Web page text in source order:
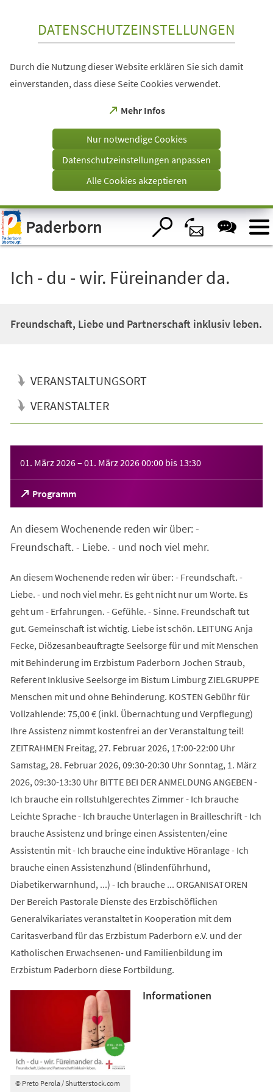
Visuelle
Assistenzsoftware
öffnen.
DATENSCHUTZEINSTELLUNGEN
Durch die Nutzung dieser Website erklären Sie sich damit
einverstanden, dass diese Seite Cookies verwendet.
Mehr Infos
(Öffnet
einem
Tab)
Nur notwendige Cookies
Datenschutzeinstellungen anpassen
Alle Cookies akzeptieren
Paderborn
Ich - du - wir. Füreinander da.
Freundschaft, Liebe und Partnerschaft inklusiv leben.
VERANSTALTUNGSORT
VERANSTALTER
01. März 2026– 01. März 202600:00 bis 13:30
Programm
(Öffnet
in
neuen
An diesem Wochenende reden wir über: -
Freundschaft. - Liebe. - und noch viel mehr.
An diesem Wochenende reden wir über: - Freundschaft. -
Liebe. - und noch viel mehr. Es geht nicht nur um Worte. Es
geht um - Erfahrungen. - Gefühle. - Sinne. Freundschaft tut
gut. Gemeinschaft ist wichtig. Liebe ist schön. LEITUNG Anja
Fecke, Diözesanbeauftragte Seelsorge für und mit Menschen
mit Behinderung im Erzbistum Paderborn Jochen Straub,
Referent Inklusive Seelsorge im Bistum Limburg ZIELGRUPPE
Menschen mit und ohne Behinderung. KOSTEN Gebühr für
Vollzahlende: 75,00 € (inkl. Übernachtung und Verpflegung)
Ihre Assistenz nimmt kostenfrei an der Veranstaltung teil!
ZEITRAHMEN Freitag, 27. Februar 2026, 17:00-22:00 Uhr
Samstag, 28. Februar 2026, 09:30-20:30 Uhr Sonntag, 1. März
2026, 09:30-13:30 Uhr BITTE BEI DER ANMELDUNG ANGEBEN -
Ich brauche ein rollstuhlgerechtes Zimmer - Ich brauche
Leichte Sprache - Ich brauche Unterlagen in Brailleschrift - Ich
brauche Assistenz und bringe einen Assistenten/eine
Assistentin mit - Ich brauche eine induktive Höranlage - Ich
brauche einen Assistenzhund (Blindenführhund,
Diabetikerwarnhund, ...) - Ich brauche ... ORGANISATOREN
Der Bereich Pastorale Dienste des Erzbischöflichen
Generalvikariates veranstaltet in Kooperation mit dem
Caritasverband für das Erzbistum Paderborn e.V. und der
Katholischen Erwachsenen- und Familienbildung im
Erzbistum Paderborn diese Fortbildung.
© Preto Perola / Shutterstock.com
Informationen